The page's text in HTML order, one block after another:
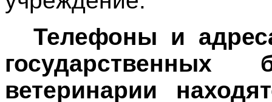
Телефоны и
государственных
ветеринарии